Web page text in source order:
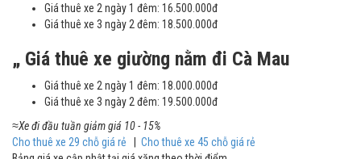
Giá thuê xe 2 ngày 1 đêm: 16.500.000đ
Giá thuê xe 3 ngày 2 đêm: 18.500.000đ
„ Giá thuê xe giường nằm đi Cà Mau
Giá thuê xe 2 ngày 1 đêm: 18.000.000đ
Giá thuê xe 3 ngày 2 đêm: 19.500.000đ
≈Xe đi đầu tuần giảm giá 10 - 15%
Cho thuê xe 29 chỗ giá rẻ
| Cho thuê xe 45 chỗ giá rẻ